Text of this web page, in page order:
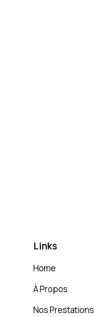
Links
Home
À Propos
Nos Prestations